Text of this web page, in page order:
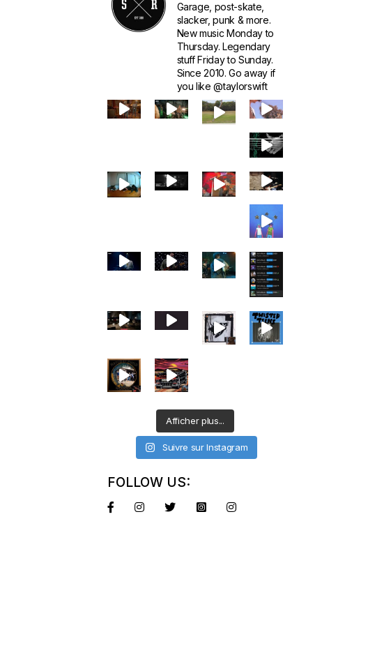
Garage, post-skate,
slacker, punk & more.
New music Monday to
Thursday. Legendary
stuff Friday to Sunday.
Since 2010. Go away if
you like @taylorswift
Afficher plus...
Suivre sur Instagram
FOLLOW US: